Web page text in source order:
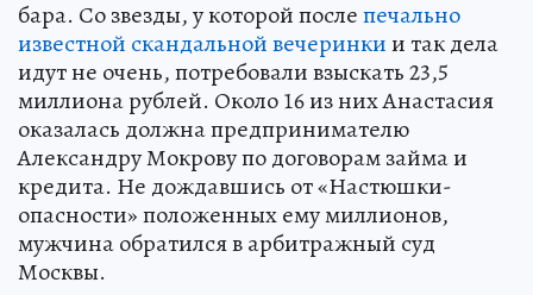
бара. Со звезды, у которой послепечально
известной скандальной вечеринкии так дела
идут не очень, потребовали взыскать 23,5
миллиона рублей. Около 16 из них Анастасия
оказалась должна предпринимателю
Александру Мокрову по договорам займа и
кредита. Не дождавшись от «Настюшки-
опасности» положенных ему миллионов,
мужчина обратился в арбитражный суд
Москвы.